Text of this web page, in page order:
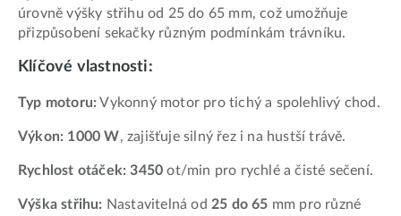
úrovně výšky střihu od 25 do 65 mm, což umožňuje
přizpůsobení sekačky různým podmínkám trávníku.
Klíčové vlastnosti:
Typ motoru:Vykonný motor pro tichý a spolehlivý chod.
Výkon: 1000 W, zajišťuje silný řez i na hustší trávě.
Rychlost otáček: 3450 ot/min pro rychlé a čisté sečení.
Výška střihu: Nastavitelná od 25 do 65 mm pro různé